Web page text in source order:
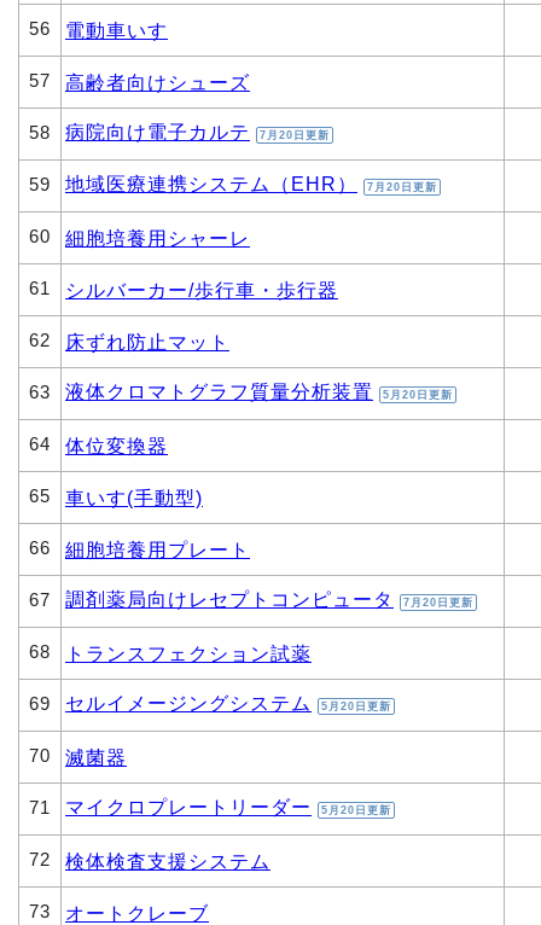
56 電動車いす
57 高齢者向けシューズ
58 病院向け電子カルテ 7月20日更新
59 地域医療連携システム（EHR） 7月20日更新
60 細胞培養用シャーレ
61 シルバーカー/歩行車・歩行器
62 床ずれ防止マット
63 液体クロマトグラフ質量分析装置 5月20日更新
64 体位変換器
65 車いす(手動型)
66 細胞培養用プレート
67 調剤薬局向けレセプトコンピュータ 7月20日更新
68 トランスフェクション試薬
69 セルイメージングシステム 5月20日更新
70 滅菌器
71 マイクロプレートリーダー 5月20日更新
72 検体検査支援システム
73 オートクレーブ